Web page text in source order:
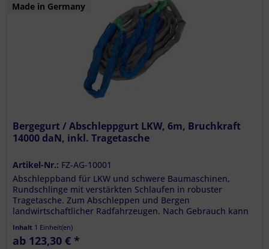
Made in Germany
Bergegurt / Abschleppgurt LKW, 6m, Bruchkraft
14000 daN, inkl. Tragetasche
Artikel-Nr.: FZ-AG-10001
Abschleppband für LKW und schwere Baumaschinen,
Rundschlinge mit verstärkten Schlaufen in robuster
Tragetasche. Zum Abschleppen und Bergen
landwirtschaftlicher Radfahrzeugen. Nach Gebrauch kann
Inhalt 1 Einheit(en)
ab 123,30 € *